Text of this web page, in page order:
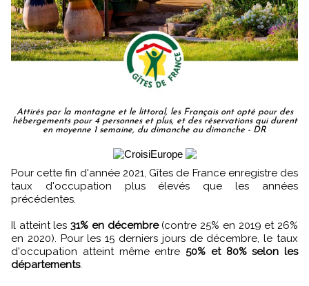
Attirés par la montagne et le littoral, les Français ont opté pour des
hébergements pour 4 personnes et plus, et des réservations qui durent
en moyenne 1 semaine, du dimanche au dimanche - DR
Pour cette fin d'année 2021, Gîtes de France enregistre des
taux d'occupation plus élevés que les années
précédentes.
Il atteint les31% en décembre(contre 25% en 2019 et 26%
en 2020). Pour les 15 derniers jours de décembre, le taux
d'occupation atteint même entre 50% et 80% selon les
départements.